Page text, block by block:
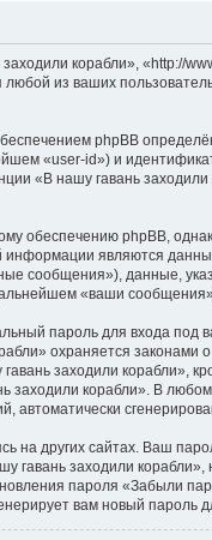
корабли», «http://
из ваших
phpBB
«user-id») и
«В нашу гавань заходили
обеспечению phpBB,
информации являются
сообщения»), данные,
«ваши
пароль для входа под
охраняется
заходили корабли»,
корабли». В любом
автоматически
других сайтах. Ваш
гавань заходили
пароля «Забыли
вам новый пароль